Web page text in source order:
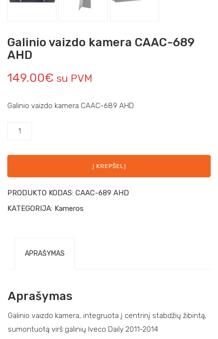
Galinio vaizdo kamera CAAC-689
AHD
149.00€ su PVM
Galinio vaizdo kamera CAAC-689 AHD
Į KREPŠELĮ
PRODUKTO KODAS: CAAC-689 AHD
KATEGORIJA: Kameros
APRAŠYMAS
Aprašymas
Galinio vaizdo kamera, integruota į centrinį stabdžių žibintą,
sumontuotą virš galinių Iveco Daily 2011-2014